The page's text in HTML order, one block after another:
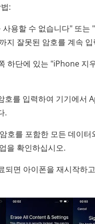
:
용할 수 없습니다" 또는
지 잘못된 암호를 계속
하단에 있는 "iPhone 지
호를 입력하여 기기에서
.
호를 포함한 모든 데이터
을 확인하십시오.
되면 아이폰을 재시작하